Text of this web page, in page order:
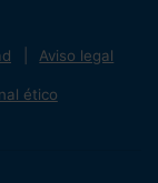
Aviso legal
ético